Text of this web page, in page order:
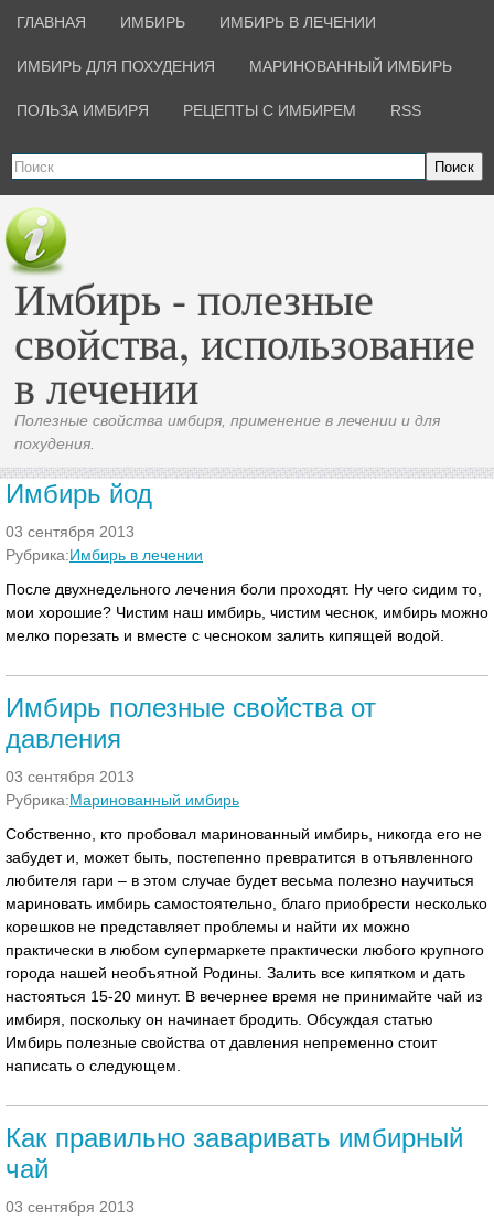
ГЛАВНАЯ ИМБИРЬ ИМБИРЬ В ЛЕЧЕНИИ
ИМБИРЬ ДЛЯ ПОХУДЕНИЯ МАРИНОВАННЫЙ ИМБИРЬ
ПОЛЬЗА ИМБИРЯ РЕЦЕПТЫ С ИМБИРЕМ RSS
Поиск
Имбирь - полезные
свойства, использование
в лечении
Полезные свойства имбиря, применение в лечении и для
похудения.
Имбирь йод
03 сентября 2013
Рубрика:Имбирь в лечении
После двухнедельного лечения боли проходят. Ну чего сидим то,
мои хорошие? Чистим наш имбирь, чистим чеснок, имбирь можно
мелко порезать и вместе с чесноком залить кипящей водой.
Имбирь полезные свойства от
давления
03 сентября 2013
Рубрика:Маринованный имбирь
Собственно, кто пробовал маринованный имбирь, никогда его не
забудет и, может быть, постепенно превратится в отъявленного
любителя гари – в этом случае будет весьма полезно научиться
мариновать имбирь самостоятельно, благо приобрести несколько
корешков не представляет проблемы и найти их можно
практически в любом супермаркете практически любого крупного
города нашей необъятной Родины. Залить все кипятком и дать
настояться 15-20 минут. В вечернее время не принимайте чай из
имбиря, поскольку он начинает бродить. Обсуждая статью
Имбирь полезные свойства от давления непременно стоит
написать о следующем.
Как правильно заваривать имбирный
чай
03 сентября 2013